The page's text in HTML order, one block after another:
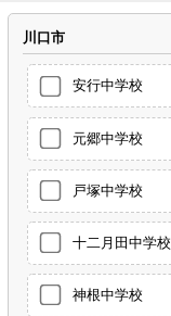
川口市
安行中学校
元郷中学校
戸塚中学校
十二月田中学校
神根中学校